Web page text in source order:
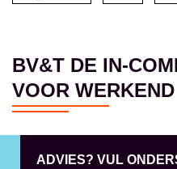
BV&T DE IN-
VOOR
ADVIES? VUL